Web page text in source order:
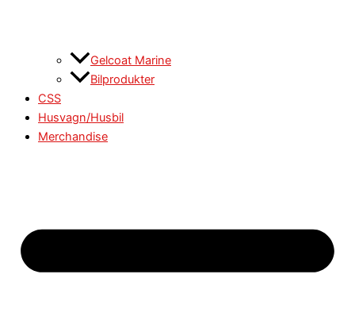
Gelcoat Marine
Bilprodukter
CSS
Husvagn/Husbil
Merchandise